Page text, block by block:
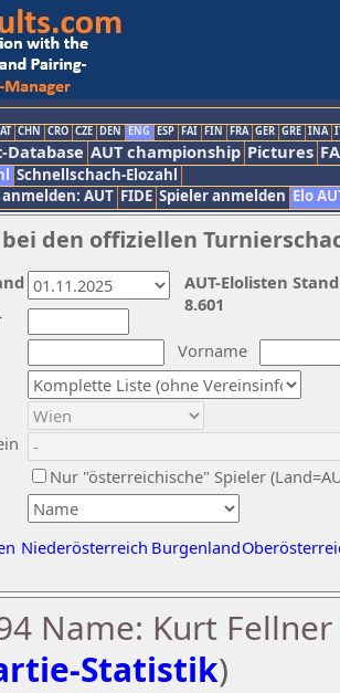
CHN CRO CZE DEN ENG ESP FAI FIN FRA GER GRE INA
Database AUT championship Pictures
Schnellschach-Elozahl
AUT FIDE Spieler anmelden Elo
den offiziellen
Vorname
Nur "österreichische" Spieler
Niederösterreich Burgenland
AUT-Elolisten
8.601
Name: Kurt Fellner
Statistik)